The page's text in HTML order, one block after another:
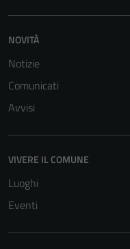
NOVITÀ
Notizie
Comunicati
Avvisi
VIVERE IL COMUNE
Luoghi
Eventi